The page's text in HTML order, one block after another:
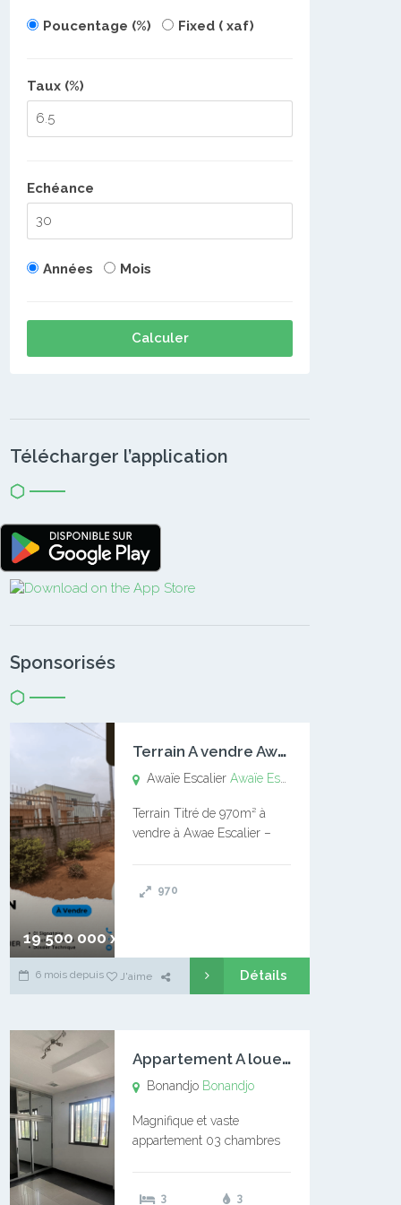
Poucentage (%) Fixed ( xaf)
Taux (%)
Echéance
Années Mois
Calculer
Télécharger l’application
Sponsorisés
19 500 000 xaf
T
errain A vendre Awaïe Escalier
Awaïe EscalierAwaïe Escalier
Terrain Titré de 970m² à
vendre à Awae Escalier –
l’Université Catholique –
970
6 mois depuis J'aime Détails
A
ppartement A louer Bonandjo
Bonandjo Bonandjo
Magnifique et vaste
appartement 03 chambres
douches 01 vaste salon 01
3
3